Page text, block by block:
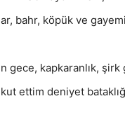
bahr, köpük ve
gece, kapkaranlık, şirk
ettim deniyet